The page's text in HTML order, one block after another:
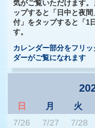
気がご覧いただけます
ップすると「日中と夜
付」をタップすると「1
す。
カレンダー部分をフリ
ダーがご覧になれます
日 月 火
7/26
7/27 7/28